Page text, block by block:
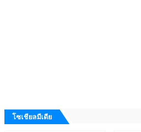
โซเชียลมีเดีย